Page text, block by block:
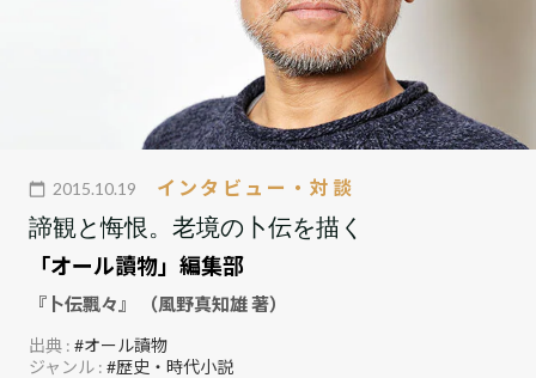
2015.10.19 インタビュー・対談
諦観と悔恨。老境の卜伝を描く
「オール讀物」編集部
『卜伝飄々』 （風野真知雄 著）
出典 :#オール讀物
ジャンル :#歴史・時代小説